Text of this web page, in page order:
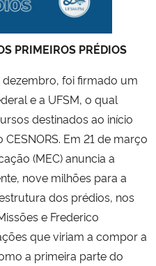
PRIMEIROS PRÉDIOS
foi firmado um
e a UFSM, o qual
destinados ao início
Em 21 de março
(MEC) anuncia a
nove milhões para a
dos prédios, nos
e Frederico
que viriam a compor a
a primeira parte do